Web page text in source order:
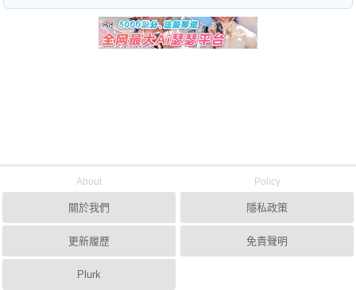
About
關於我們
更新履歷
Plurk
Policy
隱私政策
免責聲明